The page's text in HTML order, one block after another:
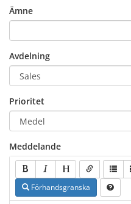
Ämne
Avdelning
Prioritet
Meddelande
Förhandsgranska